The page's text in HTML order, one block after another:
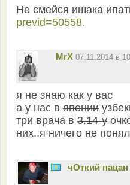
Не смейся ишака
previd=50558.
MrX 07.11.2014 в
я не знаю как у вас
а у нас в японии
три врача в 3.14-у
них..я ничего не
чОткий пацан